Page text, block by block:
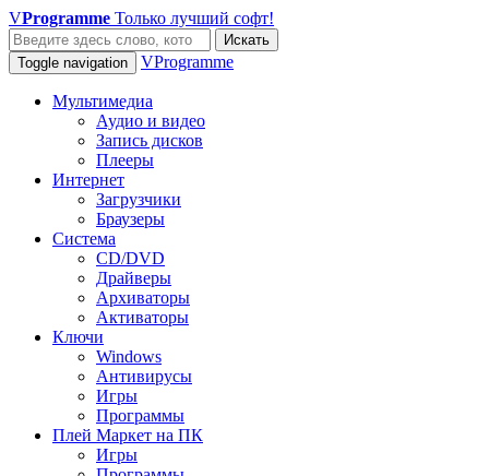
VProgramme Только лучший софт!
Искать
Toggle navigation
VProgramme
Мультимедиа
Аудио и видео
Запись дисков
Плееры
Интернет
Загрузчики
Браузеры
Система
CD/DVD
Драйверы
Архиваторы
Активаторы
Ключи
Windows
Антивирусы
Игры
Программы
Плей Маркет на ПК
Игры